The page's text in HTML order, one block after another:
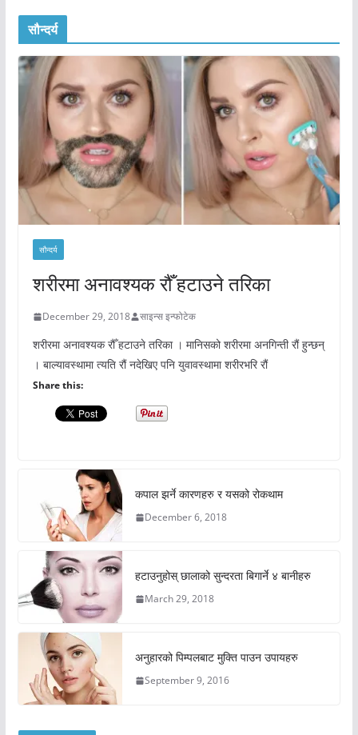
सौन्दर्य
सौन्दर्य
शरीरमा अनावश्यक रौँ हटाउने तरिका
December 29, 2018 साइन्स इन्फोटेक
शरीरमा अनावश्यक रौँ हटाउने तरिका । मानिसको शरीरमा अनगिन्ती रौं हुन्छन्
। बाल्यावस्थामा त्यति रौं नदेखिए पनि युवावस्थामा शरीरभरि रौं
Share this:
कपाल झर्ने कारणहरु र यसको रोकथाम
December 6, 2018
हटाउनुहोस् छालाको सुन्दरता बिगार्ने ४ बानीहरु
March 29, 2018
अनुहारको पिम्पलबाट मुक्ति पाउन उपायहरु
September 9, 2016